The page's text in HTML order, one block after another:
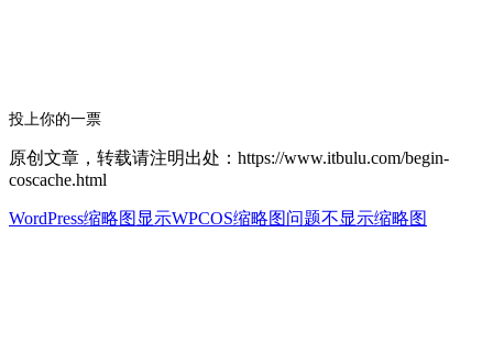
投上你的一票
原创文章，转载请注明出处：https://www.itbulu.com/begin-
coscache.html
WordPress缩略图显示WPCOS缩略图问题不显示缩略图